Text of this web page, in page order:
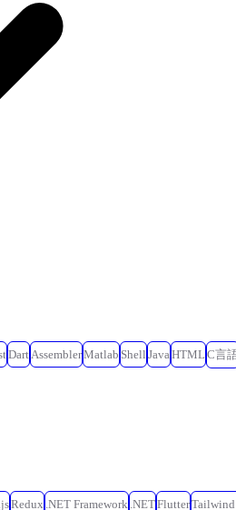
Dart AssemblerMatlab Shell Java HTML C言
Redux .NET Framework .NETFlutterTailwind